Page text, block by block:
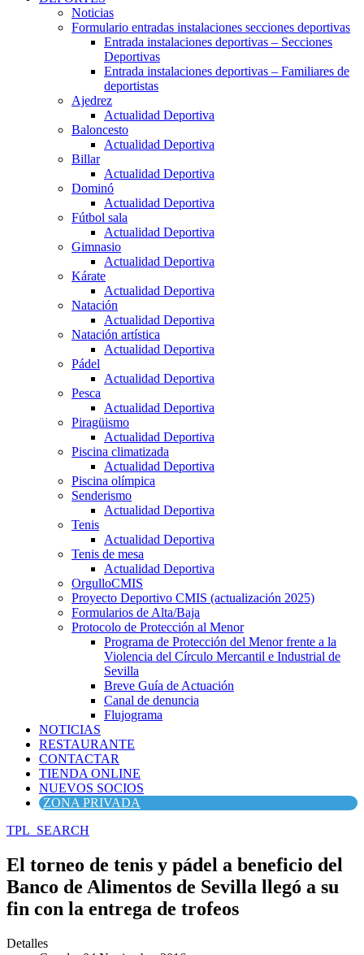
Noticias
Formulario entradas instalaciones secciones deportivas
Entrada instalaciones deportivas – Secciones
Deportivas
Entrada instalaciones deportivas – Familiares de
deportistas
Ajedrez
Actualidad Deportiva
Baloncesto
Actualidad Deportiva
Billar
Actualidad Deportiva
Dominó
Actualidad Deportiva
Fútbol sala
Actualidad Deportiva
Gimnasio
Actualidad Deportiva
Kárate
Actualidad Deportiva
Natación
Actualidad Deportiva
Natación artística
Actualidad Deportiva
Pádel
Actualidad Deportiva
Pesca
Actualidad Deportiva
Piragüismo
Actualidad Deportiva
Piscina climatizada
Actualidad Deportiva
Piscina olímpica
Senderismo
Actualidad Deportiva
Tenis
Actualidad Deportiva
Tenis de mesa
Actualidad Deportiva
OrgulloCMIS
Proyecto Deportivo CMIS (actualización 2025)
Formularios de Alta/Baja
Protocolo de Protección al Menor
Programa de Protección del Menor frente a la
Violencia del Círculo Mercantil e Industrial de
Sevilla
Breve Guía de Actuación
Canal de denuncia
Flujograma
NOTICIAS
RESTAURANTE
CONTACTAR
TIENDA ONLINE
NUEVOS SOCIOS
ZONA PRIVADA
TPL_SEARCH
El torneo de tenis y pádel a beneficio del
Banco de Alimentos de Sevilla llegó a su
fin con la entrega de trofeos
Detalles